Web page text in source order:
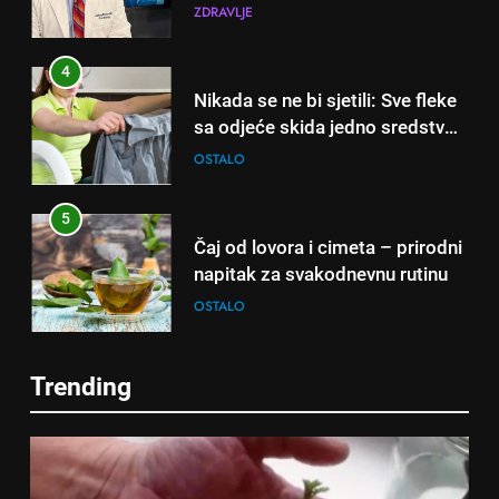
otkrio: Ove 4 jutarnje navike
dana!
ZDRAVLJE
4
Nikada se ne bi sjetili: Sve fleke
sa odjeće skida jedno sredstvo
koje svi imamo u kući
OSTALO
5
Čaj od lovora i cimeta – prirodni
napitak za svakodnevnu rutinu
OSTALO
raditi kao sat, zaboravit ćete na
loše varenje
OSTALO
Trending
5
Čaj od lovora i cimeta – prirodni
napitak za svakodnevnu rutinu